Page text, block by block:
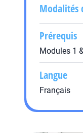
Modalités
Prérequis
Modules 1
Langue
Français